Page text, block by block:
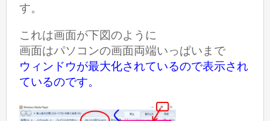
す。
これは画面が下図のように
画面はパソコンの画面両端いっぱいまで
ウィンドウが最大化されているので表示され
ているのです。